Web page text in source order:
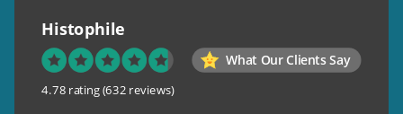
Histophile
What Our Clients Say
4.78 rating (632 reviews)